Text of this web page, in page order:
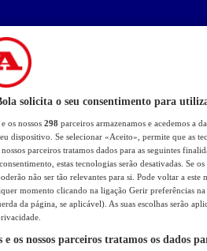
solicita o seu consentimento para
os nossos 298 parceiros armazenamos e acedemos a
dispositivo. Se selecionar «Aceito», permite que as
nossos parceiros tratamos dados para as seguintes
estas tecnologias serão desativadas. Se
não ser tão relevantes para si. Pode voltar a este
momento clicando na ligação Gerir preferências
da página, se aplicável). As suas escolhas serão
e os nossos parceiros tratamos os dados